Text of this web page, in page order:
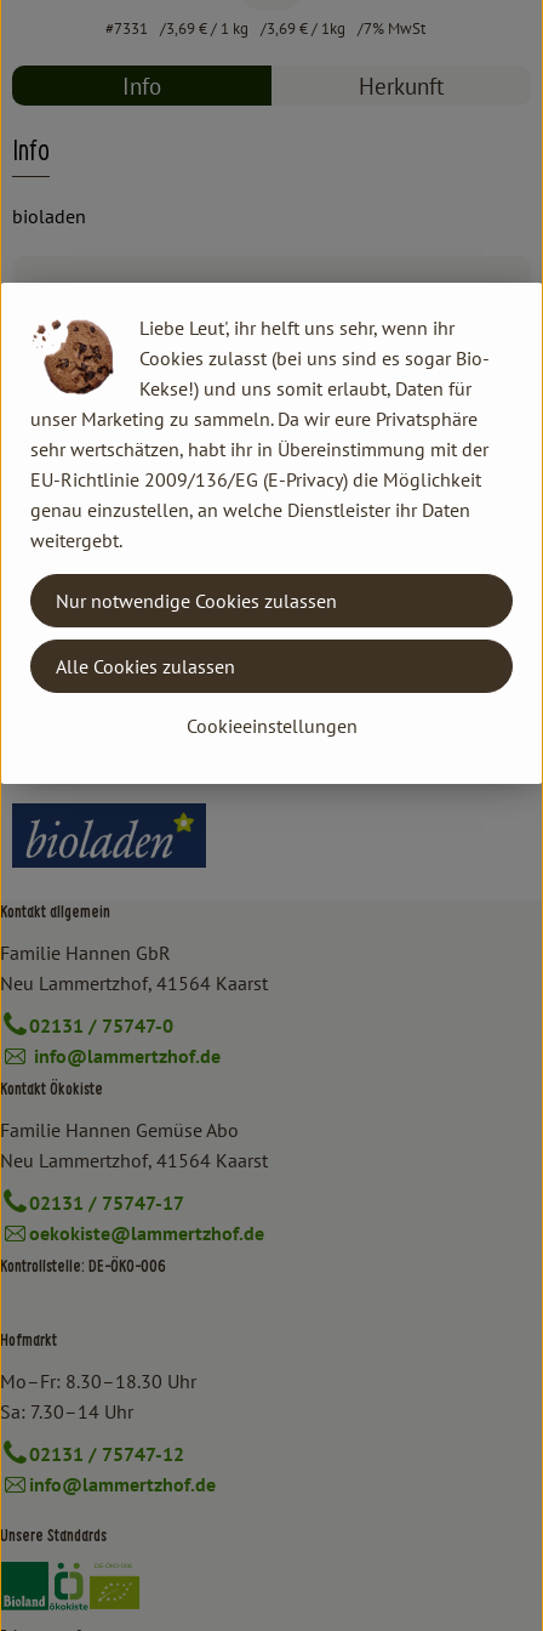
#7331 3,69 €/ 1 kg 3,69 €/ 1kg 7% MwSt
Info Herkunft
Info
bioladen
Zutaten
Produktdatenblatt
Herkunft
Hersteller: bioladen
Kontakt allgemein
Familie Hannen GbR
Neu Lammertzhof, 41564 Kaarst
02131 / 75747-0
info@lammertzhof.de
Kontakt Ökokiste
Familie Hannen Gemüse Abo
Neu Lammertzhof, 41564 Kaarst
02131 / 75747-17
oekokiste@lammertzhof.de
Kontrollstelle: DE-ÖKO-006
Hofmarkt
Mo–Fr: 8.30–18.30 Uhr
Sa: 7.30–14 Uhr
02131 / 75747-12
info@lammertzhof.de
Unsere Standards
Externer Link zu https://www.bioland.de/verbraucher
Externer Link zu https://www.oekokiste.de/
Liebe Leut', ihr helft uns sehr, wenn ihr
Cookies zulasst (bei uns sind es sogar Bio-
Kekse!) und uns somit erlaubt, Daten für
unser Marketing zu sammeln. Da wir eure Privatsphäre
sehr wertschätzen, habt ihr in Übereinstimmung mit der
EU-Richtlinie 2009/136/EG (E-Privacy) die Möglichkeit
genau einzustellen, an welche Dienstleister ihr Daten
weitergebt.
Cookieeinstellungen
Nur notwendige Cookies zulassen
Alle Cookies zulassen